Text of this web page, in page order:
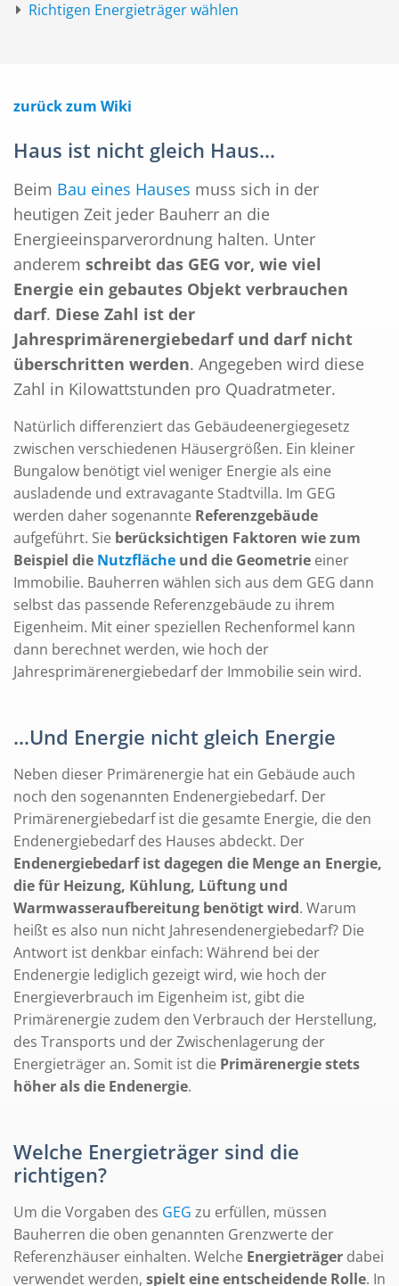
Richtigen Energieträger wählen
zurück zum Wiki
Haus ist nicht gleich Haus…
Beim Bau eines Hauses muss sich in der
heutigen Zeit jeder Bauherr an die
Energieeinsparverordnung halten. Unter
anderem schreibt das GEG vor, wie viel
Energie ein gebautes Objekt verbrauchen
darf. Diese Zahl ist der
Jahresprimärenergiebedarf und darf nicht
überschritten werden. Angegeben wird diese
Zahl in Kilowattstunden pro Quadratmeter.
Natürlich differenziert das Gebäudeenergiegesetz
zwischen verschiedenen Häusergrößen. Ein kleiner
Bungalow benötigt viel weniger Energie als eine
ausladende und extravagante Stadtvilla. Im GEG
werden daher sogenannte Referenzgebäude
aufgeführt. Sie berücksichtigen Faktoren wie zum
Beispiel die Nutzfläche und die Geometrie einer
Immobilie. Bauherren wählen sich aus dem GEG dann
selbst das passende Referenzgebäude zu ihrem
Eigenheim. Mit einer speziellen Rechenformel kann
dann berechnet werden, wie hoch der
Jahresprimärenergiebedarf der Immobilie sein wird.
…Und Energie nicht gleich Energie
Neben dieser Primärenergie hat ein Gebäude auch
noch den sogenannten Endenergiebedarf. Der
Primärenergiebedarf ist die gesamte Energie, die den
Endenergiebedarf des Hauses abdeckt. Der
Endenergiebedarf ist dagegen die Menge an Energie,
die für Heizung, Kühlung, Lüftung und
Warmwasseraufbereitung benötigt wird. Warum
heißt es also nun nicht Jahresendenergiebedarf? Die
Antwort ist denkbar einfach: Während bei der
Endenergie lediglich gezeigt wird, wie hoch der
Energieverbrauch im Eigenheim ist, gibt die
Primärenergie zudem den Verbrauch der Herstellung,
des Transports und der Zwischenlagerung der
Energieträger an. Somit ist die Primärenergie stets
höher als die Endenergie.
Welche Energieträger sind die
richtigen?
Um die Vorgaben des GEG zu erfüllen, müssen
Bauherren die oben genannten Grenzwerte der
Referenzhäuser einhalten. Welche Energieträger dabei
verwendet werden, spielt eine entscheidende Rolle. In